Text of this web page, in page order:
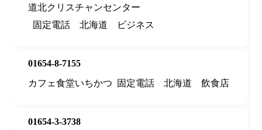
道北クリスチャンセンター
固定電話
北海道 ビジネス
01654-8-7155
カフェ食堂いちかつ
固定電話 北海道 飲食店
01654-3-3738